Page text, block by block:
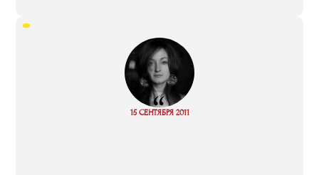
“
15 СЕНТЯБРЯ 2011
Read